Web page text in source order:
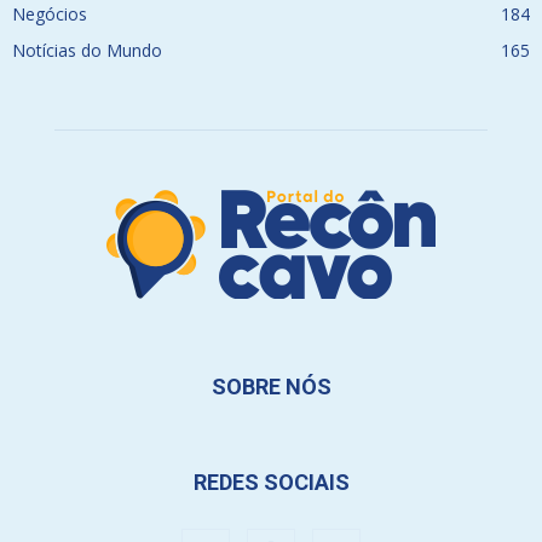
Negócios
184
Notícias do Mundo
165
SOBRE NÓS
REDES SOCIAIS